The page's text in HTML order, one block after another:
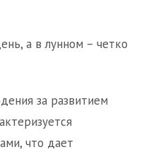
а в лунном – четко
за развитием
что дает